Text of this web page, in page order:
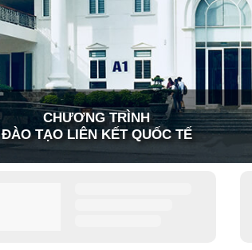
CHƯƠNG TRÌNH
ĐÀO TẠO LIÊN KẾT QUỐC TẾ